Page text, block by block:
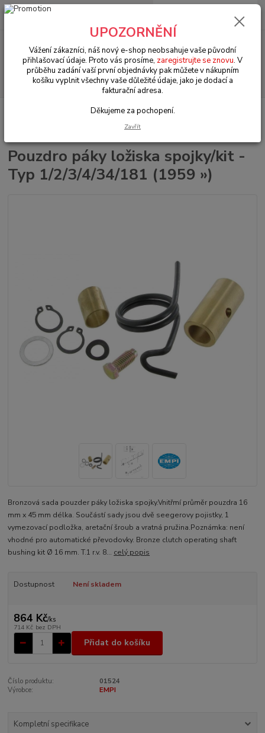
Menu
Hledat
+420 602 330 329
0 Kč
VW Brouk Typ 1 (1938 » 03)
Motory & díly (Engines & parts)
Pouzdro páky ložiska spojky/kit -
Typ 1/2/3/4/34/181 (1959 »)
Bronzová sada pouzder páky ložiska spojky.Vnitřmí průměr pouzdra 16
mm x 45 mm délka. Součástí sady jsou dvě seegerovy pojistky, 1
vymezovací podložka, aretační šroub a vratná pružina.Poznámka: není
vhodné pro automatické převodovky. Bronze clutch operating shaft
bushing kit Ø 16 mm. T.1 r.v. 8... celý popis
Dostupnost Není skladem
864 Kč/ks
714 Kč bez DPH
Přidat do košíku
Číslo produktu:
01524
Výrobce:
EMPI
Kompletní specifikace
UPOZORNĚNÍ
Vážení zákazníci, náš nový e-shop neobsahuje vaše původní
přihlašovací údaje. Proto vás prosíme, zaregistrujte se znovu. V
průběhu zadání vaší první objednávky pak můžete v nákupním
košíku vyplnit všechny vaše důležité údaje, jako je dodací a
fakturační adresa.
Děkujeme za pochopení.
Zavřít